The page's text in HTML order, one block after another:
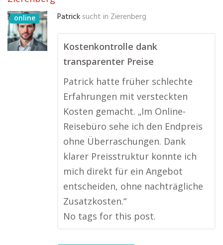
online Patrick sucht in Zierenberg
Kostenkontrolle dank
transparenter Preise
Patrick hatte früher schlechte
Erfahrungen mit versteckten
Kosten gemacht. „Im Online-
Reisebüro sehe ich den Endpreis
ohne Überraschungen. Dank
klarer Preisstruktur konnte ich
mich direkt für ein Angebot
entscheiden, ohne nachträgliche
Zusatzkosten.“
No tags for this post.